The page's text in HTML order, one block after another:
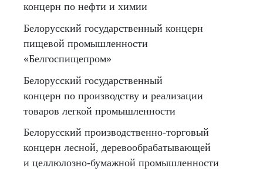
концерн по нефти и химии
Белорусский государственный концерн
пищевой промышленности
«Белгоспищепром»
Белорусский государственный
концерн по производству и реализации
товаров легкой промышленности
Белорусский производственно-торговый
концерн лесной, деревообрабатывающей
и целлюлозно-бумажной промышленности